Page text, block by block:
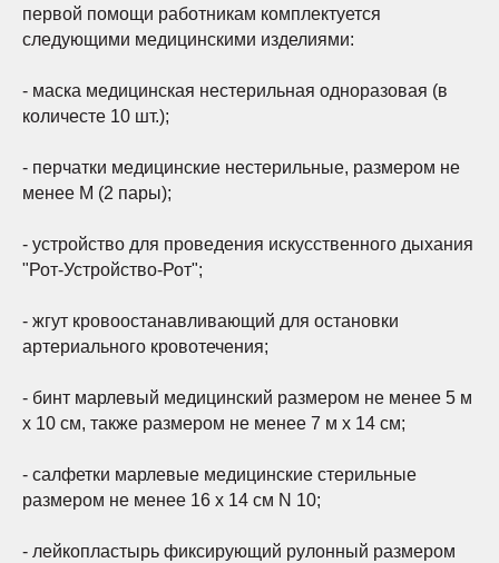
первой помощи работникам комплектуется
следующими медицинскими изделиями:
- маска медицинская нестерильная одноразовая (в
количесте 10 шт.);
- перчатки медицинские нестерильные, размером не
менее М (2 пары);
- устройство для проведения искусственного дыхания
"Рот-Устройство-Рот";
- жгут кровоостанавливающий для остановки
артериального кровотечения;
- бинт марлевый медицинский размером не менее 5 м
х 10 см, также размером не менее 7 м х 14 см;
- салфетки марлевые медицинские стерильные
размером не менее 16 х 14 см N 10;
- лейкопластырь фиксирующий рулонный размером